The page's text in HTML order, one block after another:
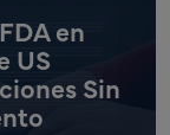
en
US
Sin